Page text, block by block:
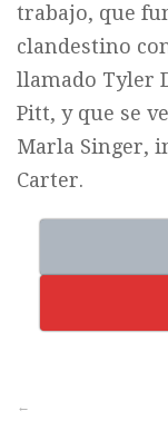
trabajo, que
clandestino
llamado Tyler
Pitt, y que se
Marla Singer,
Carter.
←